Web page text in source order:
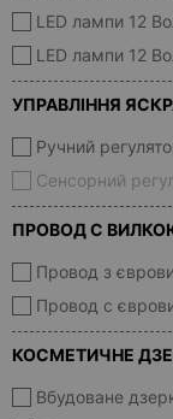
LED лампи 12
LED лампи 12
УПРАВЛІННЯ
Ручний
Сенсорний
ПРОВОД С
Провод з
Провод с
КОСМЕТИЧНЕ
Вбудоване